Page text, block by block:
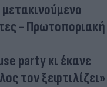
- Πρωτοποριακή
party κι έκανε
τον ξεφτιλίζει»